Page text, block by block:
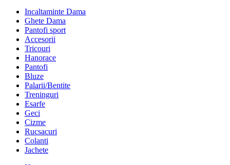
Incaltaminte Dama
Ghete Dama
Pantofi sport
Accesorii
Tricouri
Hanorace
Pantofi
Bluze
Palarii/Bentite
Treninguri
Esarfe
Geci
Cizme
Rucsacuri
Colanti
Jachete